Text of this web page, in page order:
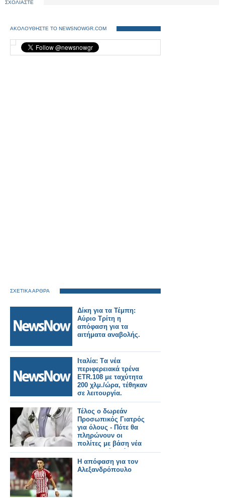
ΣΧΟΛΙΑΣΤΕ
ΑΚΟΛΟΥΘΗΣΤΕ ΤΟ NEWSNOWGR.COM
ΣΧΕΤΙΚΑ ΑΡΘΡΑ
Δίκη για τα Τέμπη:
Αύριο Τρίτη η
απόφαση για τα
αιτήματα αναβολής.
Ιταλία: Tα νέα
περιφερειακά τρένα
ETR.108 με ταχύτητα
200 χλμ./ώρα, τέθηκαν
σε λειτουργία.
Τέλος ο δωρεάν
Προσωπικός Γιατρός
για όλους - Πότε θα
πληρώνουν οι
πολίτες με βάση νέα
υπουργική απόφαση
Η απόφαση για τον
Αλεξανδρόπουλο